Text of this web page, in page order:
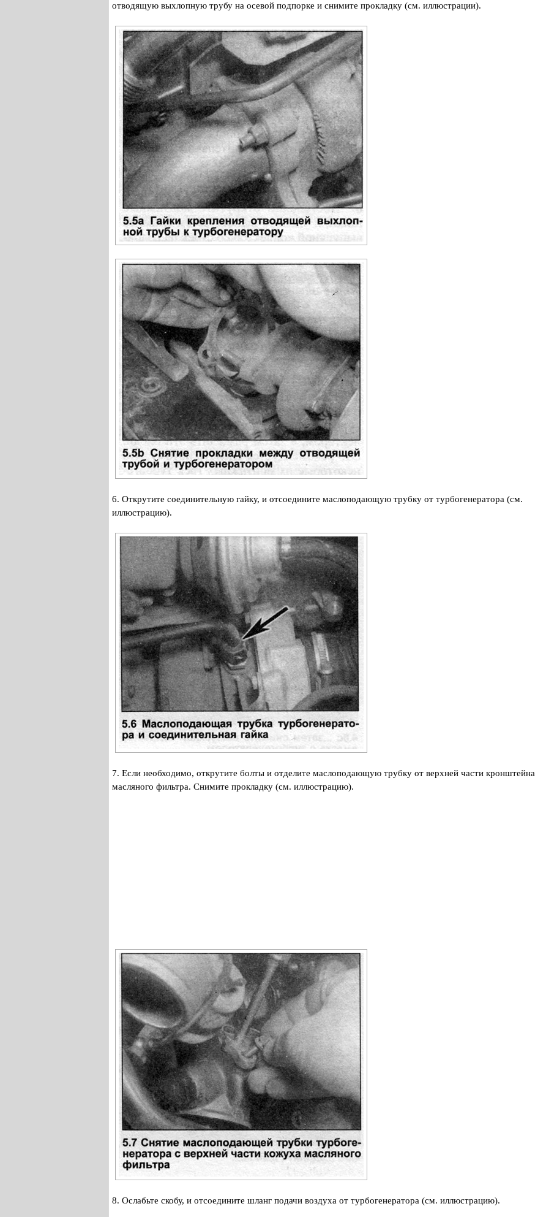
отводящую выхлопную трубу на осевой подпорке и снимите прокладку (см. иллюстрации).
6. Открутите соединительную гайку, и отсоедините маслоподающую трубку от турбогенератора (см.
иллюстрацию).
7. Если необходимо, открутите болты и отделите маслоподающую трубку от верхней части кронштейна
масляного фильтра. Снимите прокладку (см. иллюстрацию).
8. Ослабьте скобу, и отсоедините шланг подачи воздуха от турбогенератора (см. иллюстрацию).